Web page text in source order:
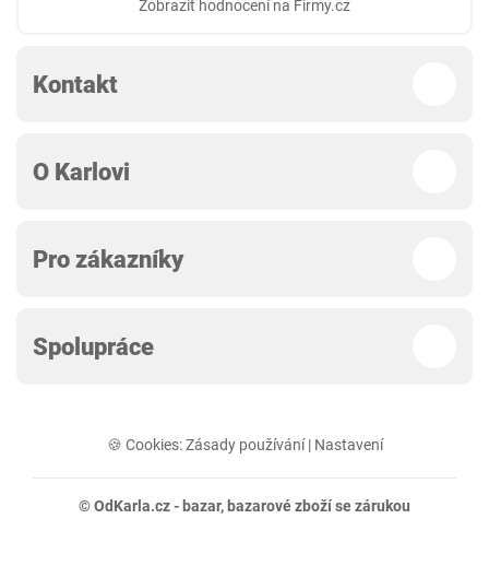
Zobrazit hodnocení na Firmy.cz
Kontakt
O Karlovi
Pro zákazníky
Spolupráce
🍪 Cookies:Zásady používání| Nastavení
© OdKarla.cz - bazar, bazarové zboží se zárukou